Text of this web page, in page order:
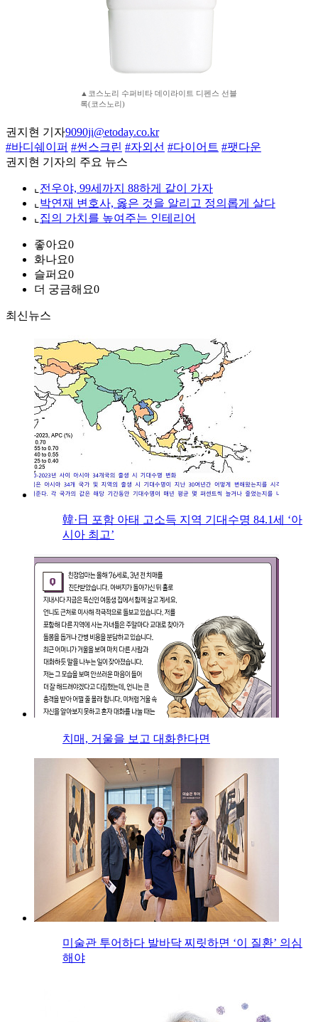
▲코스노리 수퍼비타 데이라이트 디펜스 선블
록(코스노리)
권지현 기자9090ji@etoday.co.kr
#바디쉐이퍼 #썬스크린 #자외선 #다이어트 #팻다운
권지현 기자의 주요 뉴스
⌞ 전우야, 99세까지 88하게 같이 가자
⌞ 박연재 변호사, 옳은 것을 알리고 정의롭게 살다
⌞ 집의 가치를 높여주는 인테리어
좋아요0
화나요0
슬퍼요0
더 궁금해요0
최신뉴스
韓·日 포함 아태 고소득 지역 기대수명 84.1세 ‘아
시아 최고’
치매, 거울을 보고 대화한다면
미술관 투어하다 발바닥 찌릿하면 ‘이 질환’ 의심
해야